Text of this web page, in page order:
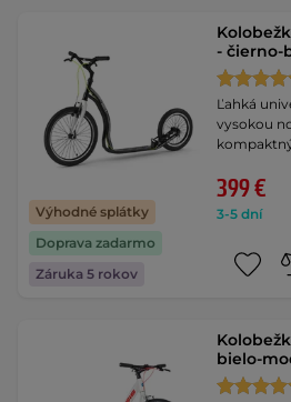
Výhodné splátky
Doprava zadarmo
Záruka 5 rokov
- čierno-
Ľahká
vysokou
399 €
3-5 dní
bielo-